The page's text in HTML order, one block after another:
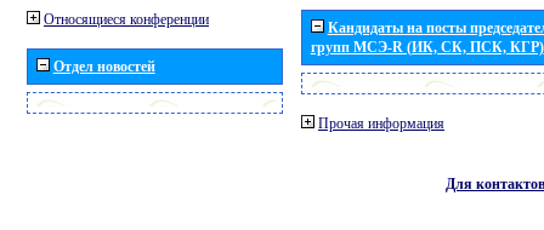
Относящиеся конференции
Отдел новостей
Кандидаты на посты
групп МСЭ-R (ИК, СК, ПСК, КГР)
Прочая информация
Для контактов